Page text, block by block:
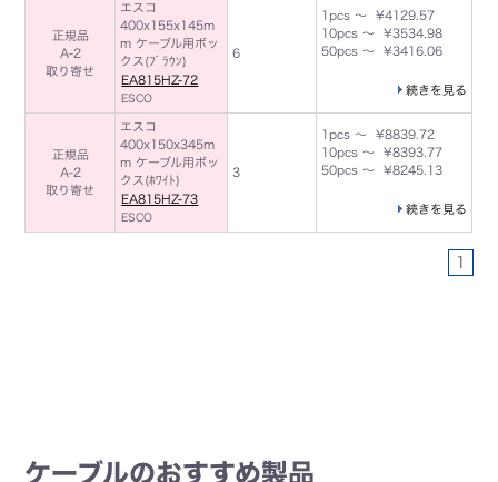
正規品
A-2
取り寄せ
エスコ
400x155x145m
m ケーブル用ボッ
クス(ﾌﾞﾗｳﾝ)
EA815HZ-72
ESCO
6
1pcs ～ ¥4129.57
10pcs ～ ¥3534.98
50pcs ～ ¥3416.06
続きを見る
正規品
A-2
取り寄せ
エスコ
400x150x345m
m ケーブル用ボッ
クス(ﾎﾜｲﾄ)
EA815HZ-73
ESCO
3
1pcs ～ ¥8839.72
10pcs ～ ¥8393.77
50pcs ～ ¥8245.13
続きを見る
1
ケーブルのおすすめ製品